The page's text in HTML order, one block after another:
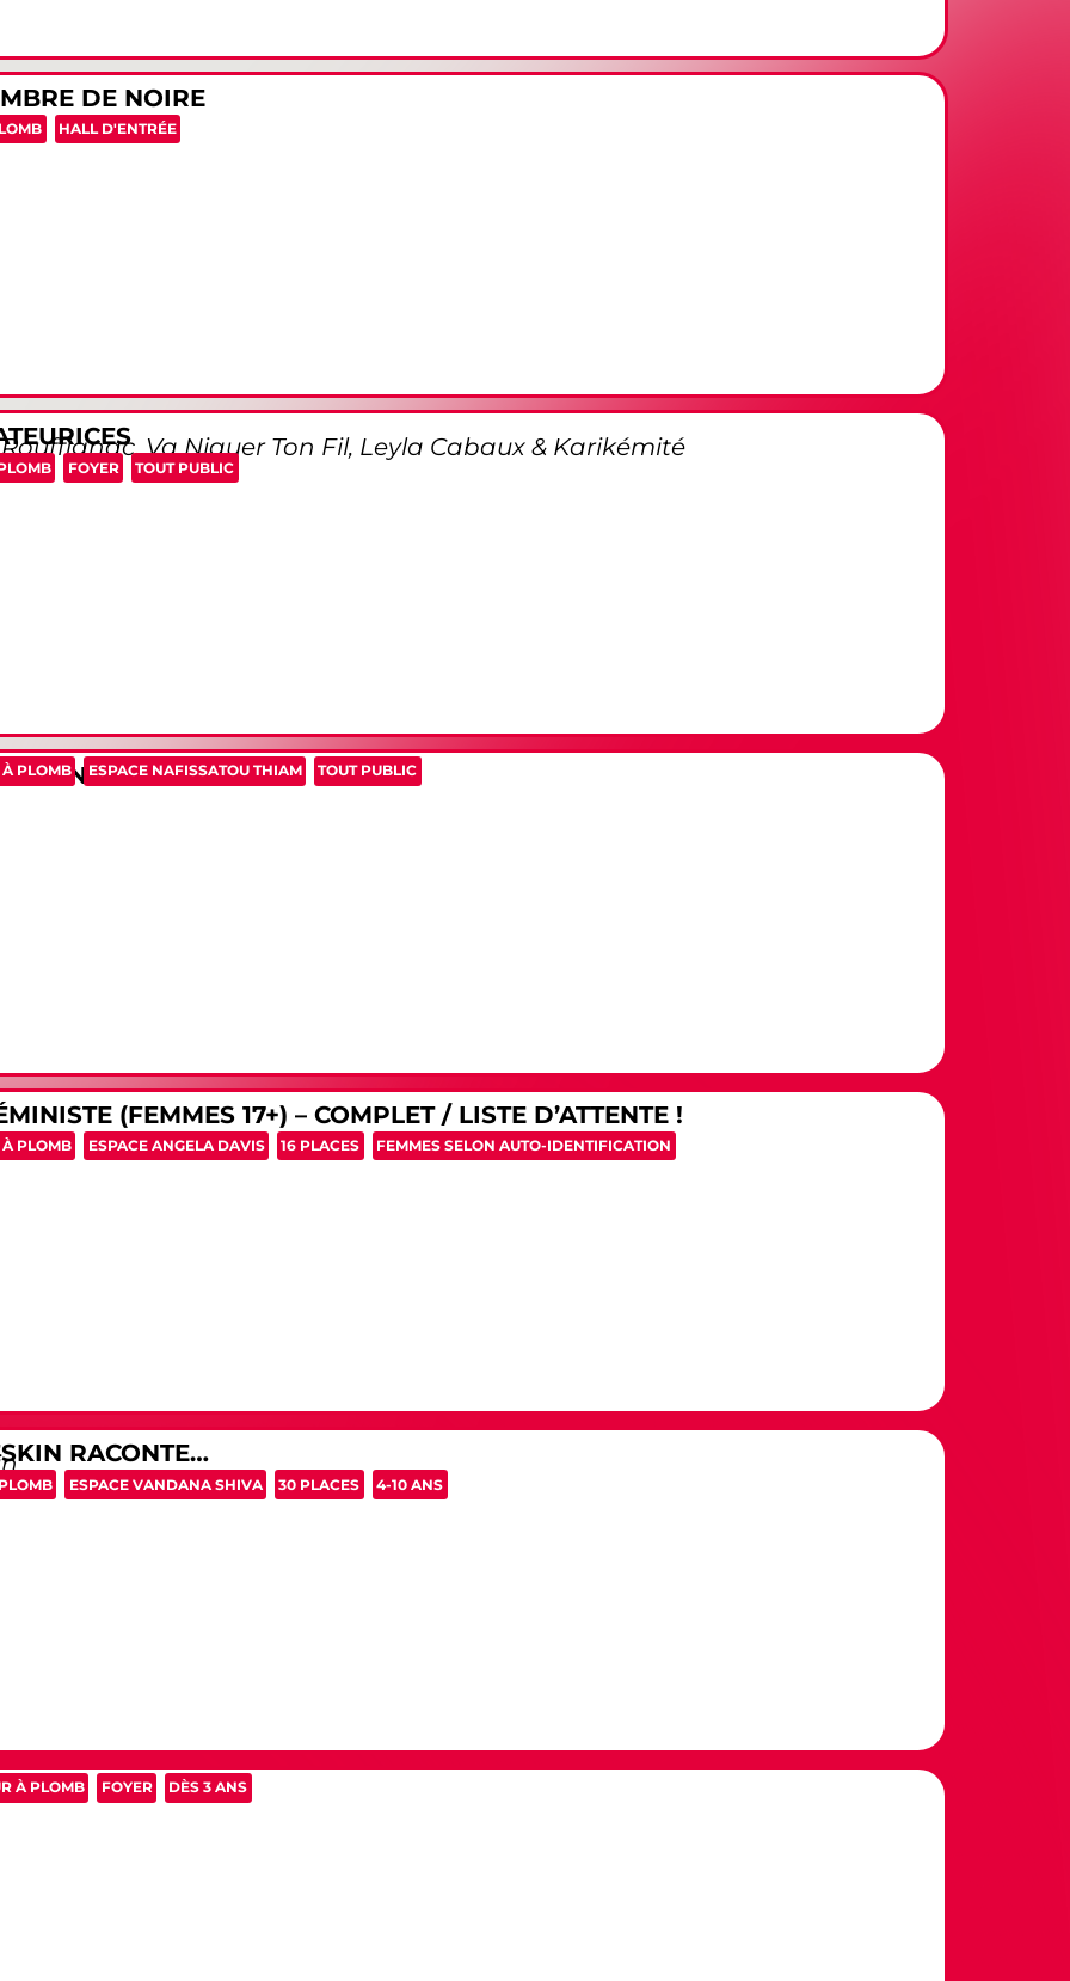
DE NOIRE
HALL D'ENTRÉE
Va Niquer Ton Fil, Leyla Cabaux & Karikémité
FOYER TOUT PUBLIC
UN EFFORT »
À PLOMB ESPACE NAFISSATOU THIAM TOUT PUBLIC
(FEMMES 17+) – COMPLET / LISTE D’ATTENTE !
À PLOMB ESPACE ANGELA DAVIS 16 PLACES FEMMES SELON AUTO-IDENTIFICATION
RACONTE…
ESPACE VANDANA SHIVA 30 PLACES 4-10 ANS
À PLOMB FOYER DÈS 3 ANS